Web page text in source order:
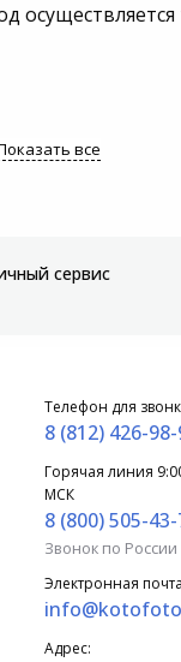
все
сервис
Телефон для
8 (812) 426-
Горячая линия
МСК
8 (800) 505-
Звонок по
Электронная почта
Адрес: